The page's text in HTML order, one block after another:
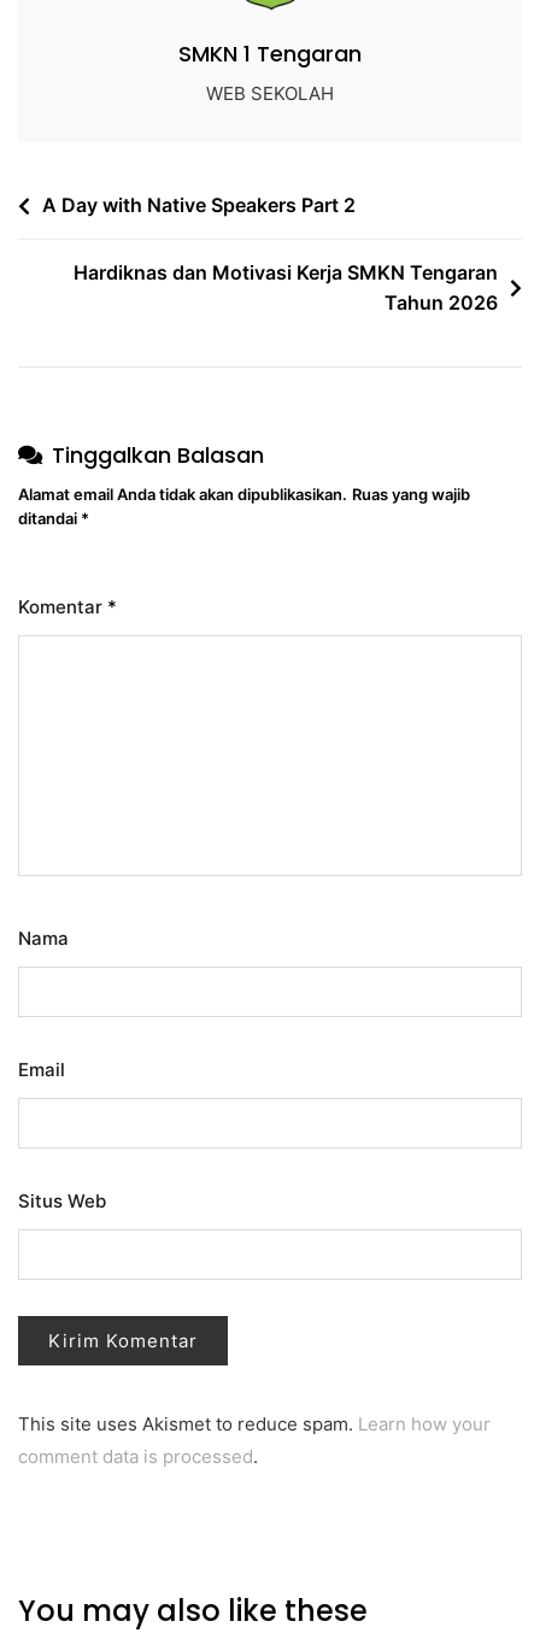
SMKN 1 Tengaran
WEB SEKOLAH
A Day with Native Speakers Part 2
Hardiknas dan Motivasi Kerja SMKN Tengaran
Tahun 2026
Tinggalkan Balasan
Alamat email Anda tidak akan dipublikasikan. Ruas yang wajib
ditandai *
Komentar *
Nama
Email
Situs Web
This site uses Akismet to reduce spam. Learn how your
comment data is processed.
You may also like these